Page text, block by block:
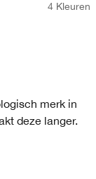
4 Kleuren
merk in
deze langer.